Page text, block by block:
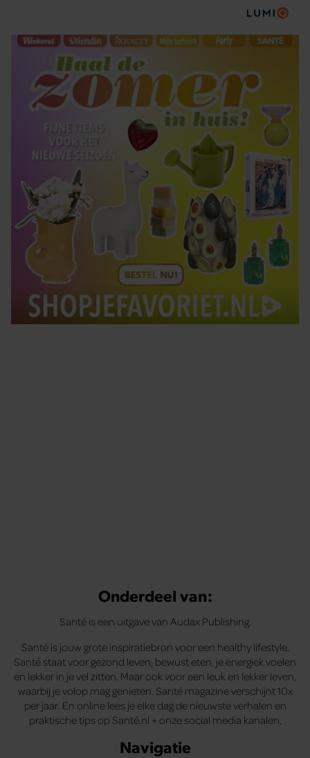
Onderdeel van:
Santé is een uitgave van Audax Publishing.
Santé is jouw grote inspiratiebron voor een healthy lifestyle.
Santé staat voor gezond leven, bewust eten, je energiek voelen
en lekker in je vel zitten. Maar ook voor een leuk en lekker leven,
waarbij je volop mag genieten. Santé magazine verschijnt 10x
per jaar. En online lees je elke dag de nieuwste verhalen en
praktische tips op Santé.nl + onze social media kanalen.
Navigatie